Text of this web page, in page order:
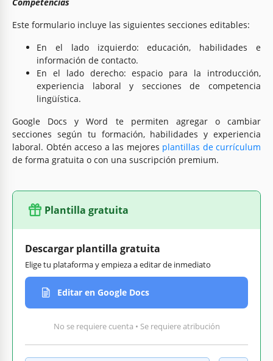
Este formulario incluye las siguientes secciones editables:
En el lado izquierdo: educación, habilidades e
información de contacto.
En el lado derecho: espacio para la introducción,
experiencia laboral y secciones de competencia
lingüística.
Google Docs y Word te permiten agregar o cambiar
secciones según tu formación, habilidades y experiencia
laboral. Obtén acceso a las mejores plantillas de currículum
de forma gratuita o con una suscripción premium.
Plantilla gratuita
Descargar plantilla gratuita
Elige tu plataforma y empieza a editar de inmediato
Editar en Google Docs
No se requiere cuenta • Se requiere atribución